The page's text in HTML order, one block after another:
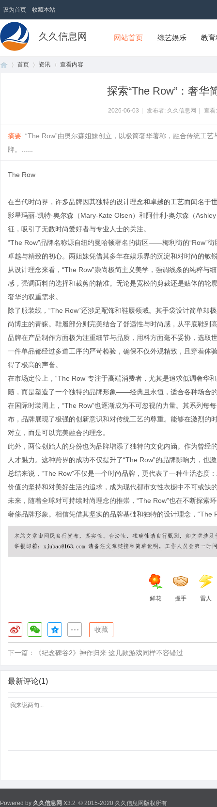
设为首页 收藏本站
久久信息网 网站首页 综艺娱乐 教
首页 资讯 查看内容
探索“The Row”：奢华
2026-06-03 发布者: 久久信息网 查
摘要: “The Row”由奥尔森姐妹创立，以极简奢华著称，融合传统工
牌。......
The Row
在当代时尚界，许多品牌因其独特的设计理念和卓越的工艺而闻名于
影星玛丽-凯特·奥尔森（Mary-Kate Olsen）和阿什利·奥尔森（
征，吸引了无数时尚爱好者与专业人士的关注。
“The Row”品牌名称源自纽约曼哈顿著名的街区——梅利街的“Row”
卓越与精致的初心。两姐妹凭借其多年在娱乐界的沉淀和对时尚的敏
从设计理念来看，“The Row”崇尚极简主义美学，强调线条的纯粹
感，强调面料的选择和裁剪的精准。无论是宽松的剪裁还是贴体的
奢华的双重需求。
除了服装线，“The Row”还涉足配饰和鞋履领域。其手袋设计简单
尚博主的青睐。鞋履部分则完美结合了舒适性与时尚感，从平底鞋到
品牌在产品制作方面极为注重细节与品质，用料方面毫不妥协，选取
一件单品都经过多道工序的严苛检验，确保不仅外观精致，且穿着体
得了极高的声誉。
在市场定位上，“The Row”专注于高端消费者，尤其是追求低调奢华
随，而是塑造了一个独特的品牌形象——经典且永恒，适合各种场合
在国际时装周上，“The Row”也逐渐成为不可忽视的力量。其系列每
布，品牌展现了极强的创新意识和对传统工艺的尊重。能够在激烈的
对立，而是可以完美融合的理念。
此外，两位创始人的身份也为品牌增添了独特的文化内涵。作为曾
人才魅力。这种跨界的成功不仅提升了“The Row”的品牌影响力，也
总结来说，“The Row”不仅是一个时尚品牌，更代表了一种生活态度
价值的坚持和对美好生活的追求，成为现代都市女性衣橱中不可或缺
未来，随着全球对可持续时尚理念的推崇，“The Row”也在不断探索
奢侈品牌形象。相信凭借其坚实的品牌基础和独特的设计理念，“The
鲜花 握手 雷人
收藏
下一篇： 《纪念碑谷2》神作归来 这几款游戏同样不容错过
最新评论(1)
Powered by 久久信息网 X3.2 © 2015-2020 久久信息网版权所有